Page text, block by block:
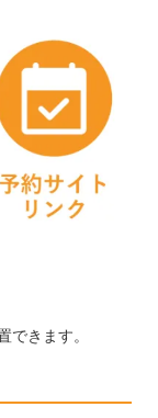
できます。